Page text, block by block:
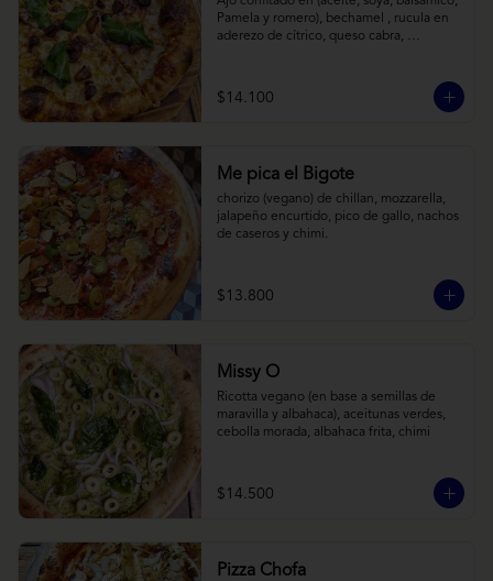
Pamela y romero), bechamel , rucula en
aderezo de cítrico, queso cabra,
$14.100
Me pica el Bigote
chorizo (vegano) de chillan, mozzarella,
jalapeño encurtido, pico de gallo, nachos
de caseros y chimi.
$13.800
Missy O
Ricotta vegano (en base a semillas de
maravilla y albahaca), aceitunas verdes,
cebolla morada, albahaca frita, chimi
$14.500
Pizza Chofa